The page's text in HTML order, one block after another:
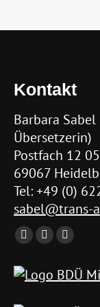
Kontakt
Barbara
Übersetzerin)
Postfach 12
69067
Tel: +49 (0)
sabel@trans-
Find us on:
Facebook
opens
Linkedin
opens
Mail
opens